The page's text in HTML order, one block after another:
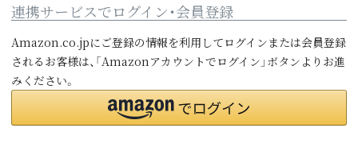
連携サービスでログイン・会員登録
Amazon.co.jpにご登録の情報を利用してログインまたは会員登録
されるお客様は、「Amazonアカウントでログイン」ボタンよりお進
みください。